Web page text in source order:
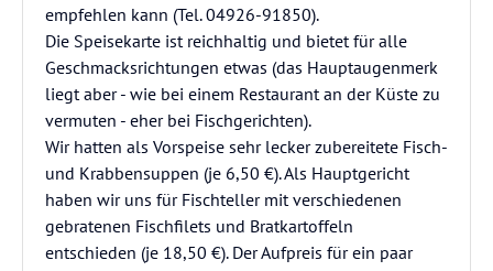
empfehlen kann (Tel. 04926-91850).
Die Speisekarte ist reichhaltig und bietet für alle
Geschmacksrichtungen etwas (das Hauptaugenmerk
liegt aber - wie bei einem Restaurant an der Küste zu
vermuten - eher bei Fischgerichten).
Wir hatten als Vorspeise sehr lecker zubereitete Fisch-
und Krabbensuppen (je 6,50 €). Als Hauptgericht
haben wir uns für Fischteller mit verschiedenen
gebratenen Fischfilets und Bratkartoffeln
entschieden (je 18,50 €). Der Aufpreis für ein paar